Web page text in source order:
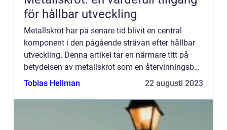
för hållbar utveckling
Metallskrot har på senare tid blivit en central
komponent i den pågående strävan efter hållbar
utveckling. Denna artikel tar en närmare titt på
betydelsen av metallskrot som en återvinningsbar
resurs och ...
Tobias Hellman 22 augusti 2023